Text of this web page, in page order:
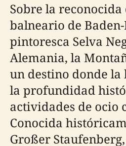
Sobre la
balneario de
pintoresca Selva
Alemania, la
un destino donde
la profundidad
actividades de ocio
Conocida
Großer